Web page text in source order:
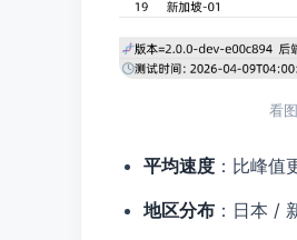
看
平均速度：比峰值
地区分布：日本 /